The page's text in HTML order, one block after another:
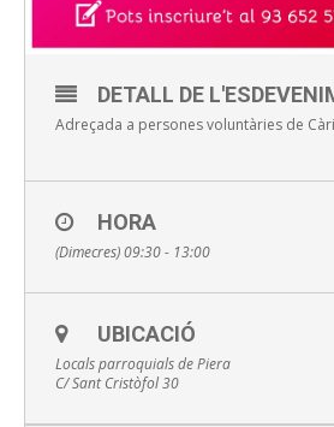
DETALL DE
Adreçada a persones voluntàries de
HORA
(Dimecres) 09:30 - 13:00
UBICACIÓ
Locals parroquials de Piera
C/ Sant Cristòfol 30